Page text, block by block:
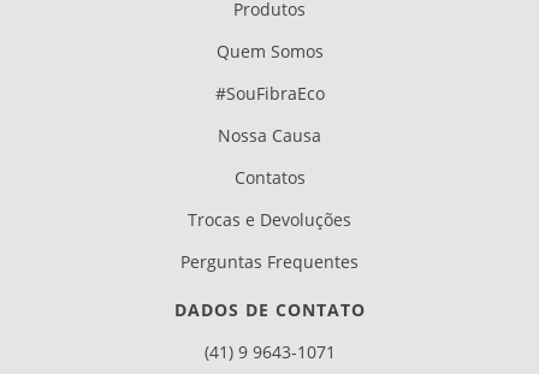
Produtos
Quem Somos
#SouFibraEco
Nossa Causa
Contatos
Trocas e Devoluções
Perguntas Frequentes
DADOS DE CONTATO
(41) 9 9643-1071